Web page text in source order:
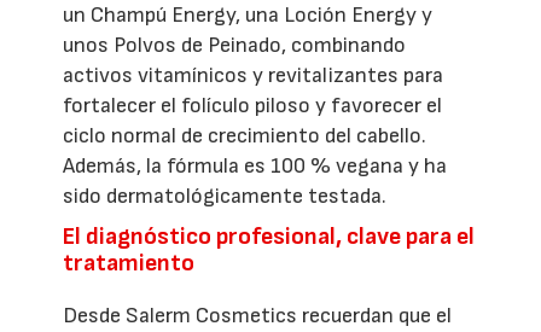
un Champú Energy, una Loción Energy y
unos Polvos de Peinado, combinando
activos vitamínicos y revitalizantes para
fortalecer el folículo piloso y favorecer el
ciclo normal de crecimiento del cabello.
Además, la fórmula es 100 % vegana y ha
sido dermatológicamente testada.
El diagnóstico profesional, clave para el
tratamiento
Desde Salerm Cosmetics recuerdan que el